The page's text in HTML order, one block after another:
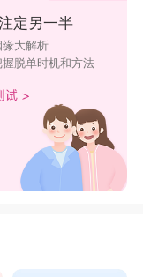
益、学延、焱
凯、豪贤、子
晨、羽征、旗
栩、伦弈、竣
颀、蓝帆、图
瀚、宁朝、翔
图、栩鼎、宸
诚圣、旗玮、南
定另一半
大解析
脱单时机和方法